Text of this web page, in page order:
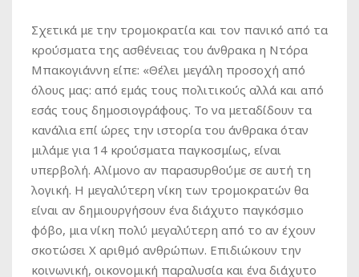
Σχετικά με την τρομοκρατία και τον πανικό από τα
κρούσματα της ασθένειας του άνθρακα η Ντόρα
Μπακογιάννη είπε: «Θέλει μεγάλη προσοχή από
όλους μας: από εμάς τους πολιτικούς αλλά και από
εσάς τους δημοσιογράφους. Το να μεταδίδουν τα
κανάλια επί ώρες την ιστορία του άνθρακα όταν
μιλάμε για 14 κρούσματα παγκοσμίως, είναι
υπερβολή. Αλίμονο αν παρασυρθούμε σε αυτή τη
λογική. Η μεγαλύτερη νίκη των τρομοκρατών θα
είναι αν δημιουργήσουν ένα διάχυτο παγκόσμιο
φόβο, μια νίκη πολύ μεγαλύτερη από το αν έχουν
σκοτώσει Χ αριθμό ανθρώπων. Επιδιώκουν την
κοινωνική, οικονομική παραλυσία και ένα διάχυτο